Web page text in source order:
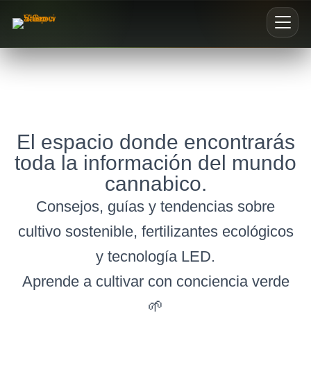
Blog
Buscar productos
El espacio donde encontrarás
toda la información del mundo
cannabico.
Consejos, guías y tendencias sobre
cultivo sostenible, fertilizantes ecológicos
y tecnología LED.
Aprende a cultivar con conciencia verde
🌱